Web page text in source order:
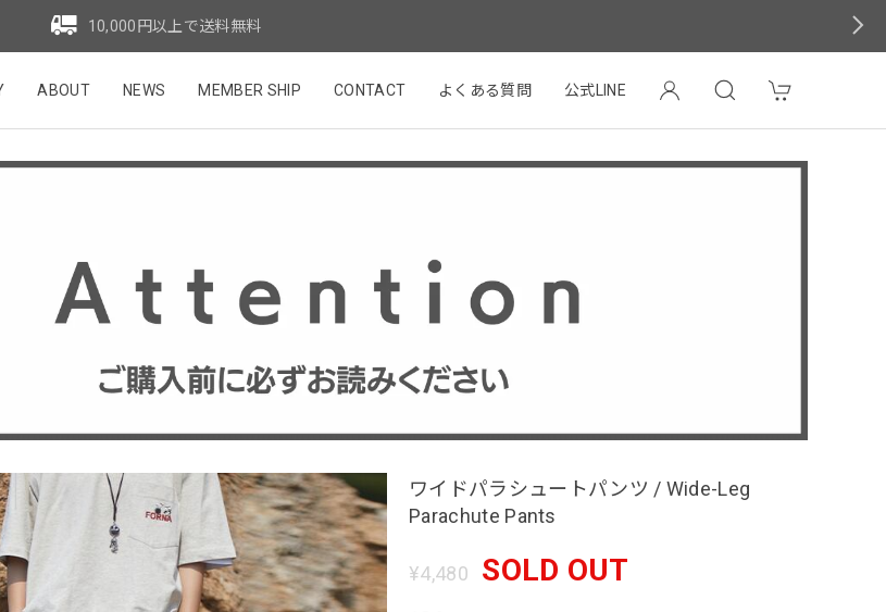
10,000円以上で送料無料
ABOUT NEWS MEMBER SHIP CONTACT よくある質問 公式LINE
ワイドパラシュートパンツ / Wide-Leg
Parachute Pants
¥4,480 SOLD OUT